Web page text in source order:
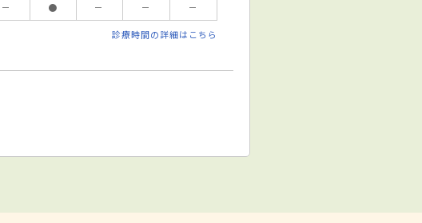
－ ● － － －
診療時間の詳細はこちら